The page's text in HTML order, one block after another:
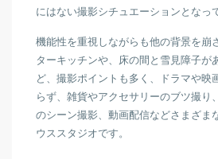
にはない撮影シチュエーションとなっ
機能性を重視しながらも他の背景を崩
ターキッチンや、床の間と雪見障子が
ど、撮影ポイントも多く、ドラマや映
らず、雑貨やアクセサリーのブツ撮り
のシーン撮影、動画配信などさまざま
ウススタジオです。